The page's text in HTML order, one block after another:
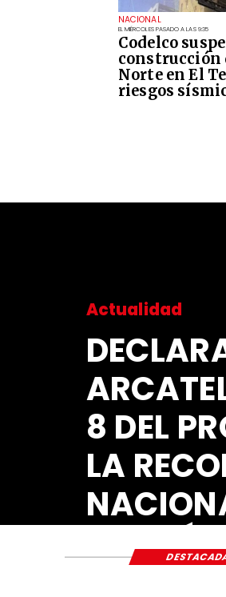
NACIONAL
EL MIÉRCOLES PASADO A LAS 9:35
Codelco
construcción
Norte en El
riesgos
Actualidad
8 DEL
LA